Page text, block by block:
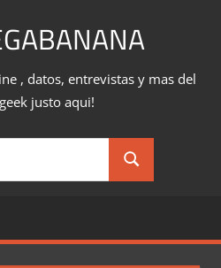
, datos, entrevistas y mas del
justo aqui!
Buscar